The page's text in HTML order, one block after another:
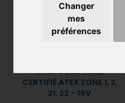
Changer
mes
préférences
À AIR COMPRIMÉ,
CERTIFIÉ ATEX ZONE 1, 2,
21, 22 - 19V